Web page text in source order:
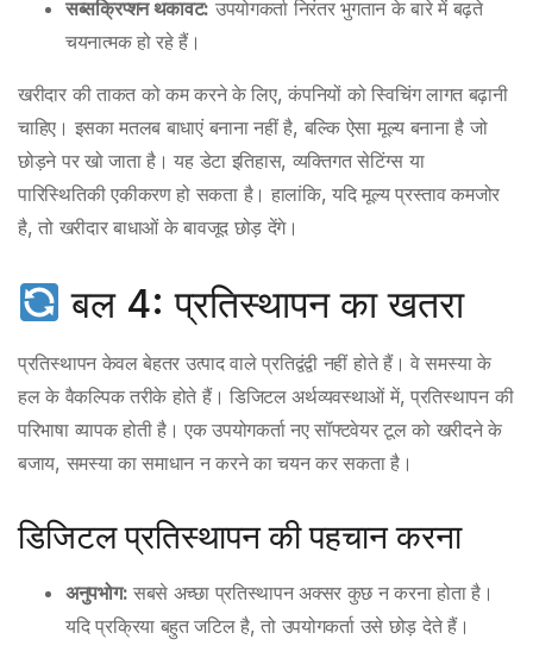
सब्सक्रिप्शन थकावट: उपयोगकर्ता निरंतर भुगतान के बारे में बढ़ते
चयनात्मक हो रहे हैं।
खरीदार की ताकत को कम करने के लिए, कंपनियों को स्विचिंग लागत बढ़ानी
चाहिए। इसका मतलब बाधाएं बनाना नहीं है, बल्कि ऐसा मूल्य बनाना है जो
छोड़ने पर खो जाता है। यह डेटा इतिहास, व्यक्तिगत सेटिंग्स या
पारिस्थितिकी एकीकरण हो सकता है। हालांकि, यदि मूल्य प्रस्ताव कमजोर
है, तो खरीदार बाधाओं के बावजूद छोड़ देंगे।
बल 4: प्रतिस्थापन का खतरा
प्रतिस्थापन केवल बेहतर उत्पाद वाले प्रतिद्वंद्वी नहीं होते हैं। वे समस्या के
हल के वैकल्पिक तरीके होते हैं। डिजिटल अर्थव्यवस्थाओं में, प्रतिस्थापन की
परिभाषा व्यापक होती है। एक उपयोगकर्ता नए सॉफ्टवेयर टूल को खरीदने के
बजाय, समस्या का समाधान न करने का चयन कर सकता है।
डिजिटल प्रतिस्थापन की पहचान करना
अनुपभोग: सबसे अच्छा प्रतिस्थापन अक्सर कुछ न करना होता है।
यदि प्रक्रिया बहुत जटिल है, तो उपयोगकर्ता उसे छोड़ देते हैं।